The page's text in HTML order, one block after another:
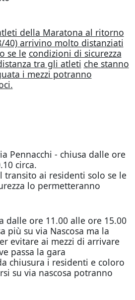
della Maratona al ritorno
40) arrivino molto distanziati
se le condizioni di sicurezza
tra gli atleti che stanno
i mezzi potranno
Pennacchi - chiusa dalle ore
circa.
transito ai residenti solo se le
lo permetteranno
dalle ore 11.00 alle ore 15.00
più su via Nascosa ma la
evitare ai mezzi di arrivare
passa la gara
chiusura i residenti e coloro
su via nascosa potranno